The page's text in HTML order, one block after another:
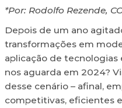
*Por: Rodolfo Rezende,
Depois de um ano
transformações em
aplicação de tecnologias
nos aguarda em 2024?
desse cenário – afinal,
competitivas, eficientes